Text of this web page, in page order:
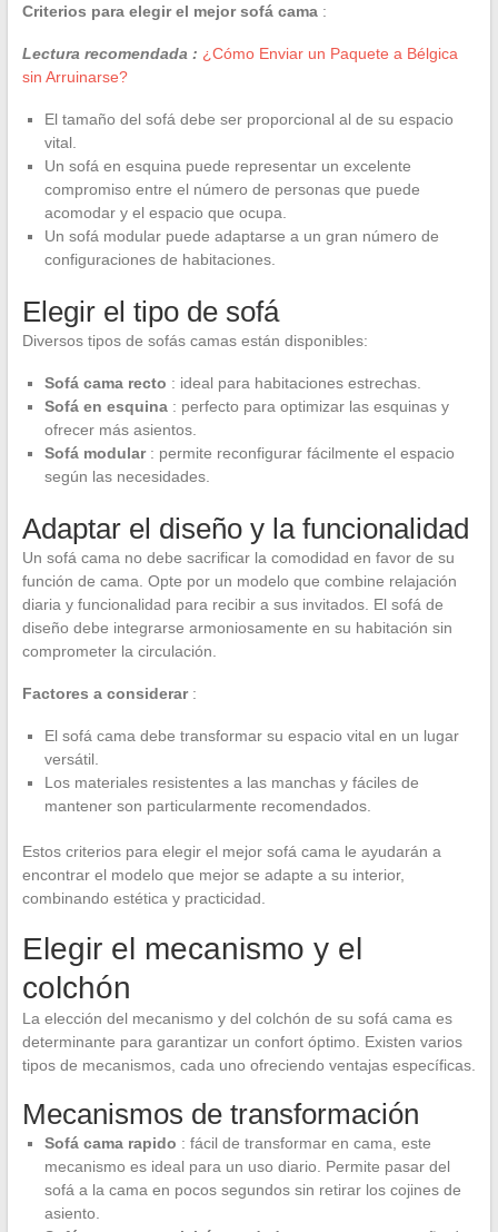
Criterios para elegir el mejor sofá cama:
Lectura recomendada : ¿Cómo Enviar un Paquete a Bélgica
sin Arruinarse?
El tamaño del sofá debe ser proporcional al de su espacio
vital.
Un sofá en esquina puede representar un excelente
compromiso entre el número de personas que puede
acomodar y el espacio que ocupa.
Un sofá modular puede adaptarse a un gran número de
configuraciones de habitaciones.
Elegir el tipo de sofá
Diversos tipos de sofás camas están disponibles:
Sofá cama recto : ideal para habitaciones estrechas.
Sofá en esquina: perfecto para optimizar las esquinas y
ofrecer más asientos.
Sofá modular: permite reconfigurar fácilmente el espacio
según las necesidades.
Adaptar el diseño y la funcionalidad
Un sofá cama no debe sacrificar la comodidad en favor de su
función de cama. Opte por un modelo que combine relajación
diaria y funcionalidad para recibir a sus invitados. El sofá de
diseño debe integrarse armoniosamente en su habitación sin
comprometer la circulación.
Factores a considerar:
El sofá cama debe transformar su espacio vital en un lugar
versátil.
Los materiales resistentes a las manchas y fáciles de
mantener son particularmente recomendados.
Estos criterios para elegir el mejor sofá cama le ayudarán a
encontrar el modelo que mejor se adapte a su interior,
combinando estética y practicidad.
Elegir el mecanismo y el
colchón
La elección del mecanismo y del colchón de su sofá cama es
determinante para garantizar un confort óptimo. Existen varios
tipos de mecanismos, cada uno ofreciendo ventajas específicas.
Mecanismos de transformación
Sofá cama rapido : fácil de transformar en cama, este
mecanismo es ideal para un uso diario. Permite pasar del
sofá a la cama en pocos segundos sin retirar los cojines de
asiento.